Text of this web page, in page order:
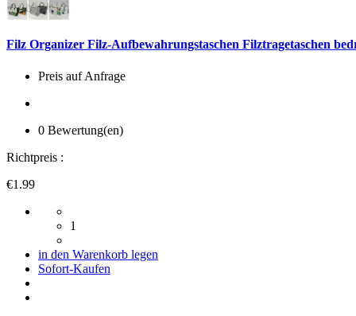
Filz Organizer Filz-Aufbewahrungstaschen Filztragetaschen
Preis auf Anfrage
0 Bewertung(en)
Richtpreis :
€1.99
1
in den Warenkorb legen
Sofort-Kaufen